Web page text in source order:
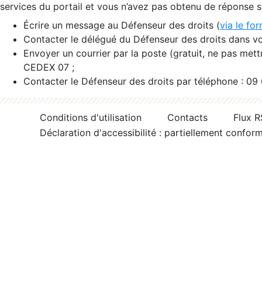
services du portail et vous n’avez pas obtenu de réponse
Écrire un message au Défenseur des droits (via le
Contacter le délégué du Défenseur des droits dans
Envoyer un courrier par la poste (gratuit, ne pas
CEDEX 07 ;
Contacter le Défenseur des droits par téléphone :
Conditions d'utilisation Contacts
Flux
Déclaration d'accessibilité : partiellement